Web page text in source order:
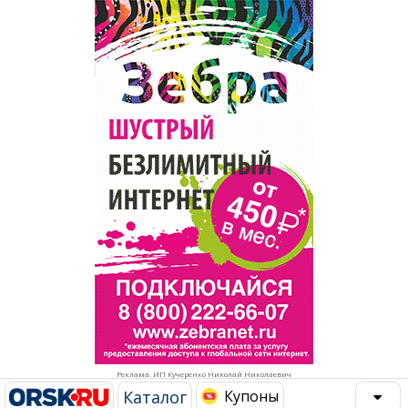
Реклама. ИП Кучеренко Николай Николаевич
Каталог Купоны
Рестораны, кафе, бары
Развлечения и отдых
Спорт Фитнес
Недвижимость
Красота Косметология
Торговля
Бизнес и финансы
Юристы, Экспертиза, Страхование
Ремонт
Социальные организации
Это интересно
Администрация
Популярное →